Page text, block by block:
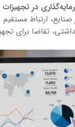
در
ارتباط
تقاضا برای